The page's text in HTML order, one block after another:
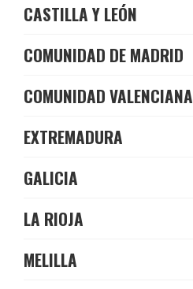
CASTILLA Y LEÓN
COMUNIDAD DE MADRID
COMUNIDAD VALENCIANA
EXTREMADURA
GALICIA
LA RIOJA
MELILLA